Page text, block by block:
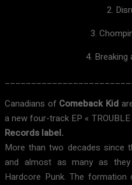
2.
3.
4. Breaking
Canadians of Comeback Kid
a new four-track EP «
Records label.
More than two decades since
and almost as many as
Hardcore Punk. The